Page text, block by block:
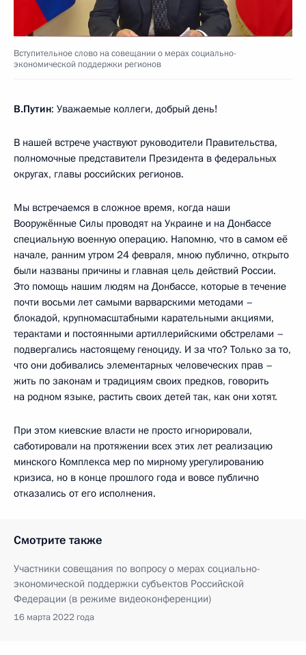
Вступительное слово на совещании о мерах социально-
экономической поддержки регионов
В.Путин: Уважаемые коллеги, добрый день!
В нашей встрече участвуют руководители Правительства,
полномочные представители Президента в федеральных
округах, главы российских регионов.
Мы встречаемся в сложное время, когда наши
Вооружённые Силы проводят на Украине и на Донбассе
специальную военную операцию. Напомню, что в самом её
начале, ранним утром 24 февраля, мною публично, открыто
были названы причины и главная цель действий России.
Это помощь нашим людям на Донбассе, которые в течение
почти восьми лет самыми варварскими методами –
блокадой, крупномасштабными карательными акциями,
терактами и постоянными артиллерийскими обстрелами –
подвергались настоящему геноциду. И за что? Только за то,
что они добивались элементарных человеческих прав –
жить по законам и традициям своих предков, говорить
на родном языке, растить своих детей так, как они хотят.
При этом киевские власти не просто игнорировали,
саботировали на протяжении всех этих лет реализацию
минского Комплекса мер по мирному урегулированию
кризиса, но в конце прошлого года и вовсе публично
отказались от его исполнения.
Смотрите также
Участники совещания по вопросу о мерах социально-
экономической поддержки субъектов Российской
Федерации (в режиме видеоконференции)
16 марта 2022 года